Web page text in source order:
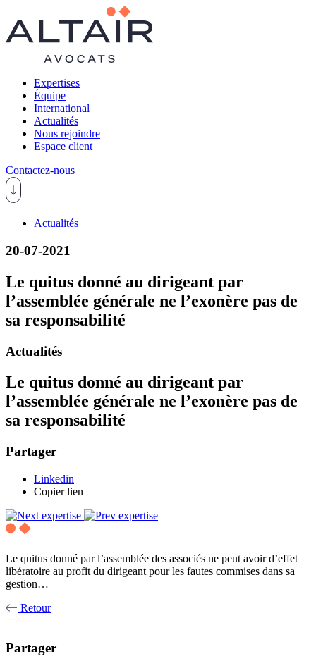
Expertises
Équipe
International
Actualités
Nous rejoindre
Espace client
Contactez-nous
Actualités
20-07-2021
Le quitus donné au dirigeant par
l’assemblée générale ne l’exonère pas de
sa responsabilité
Actualités
Le quitus donné au dirigeant par
l’assemblée générale ne l’exonère pas de
sa responsabilité
Partager
Linkedin
Copier lien
Le quitus donné par l’assemblée des associés ne peut avoir d’effet
libératoire au profit du dirigeant pour les fautes commises dans sa
gestion…
Retour
Partager